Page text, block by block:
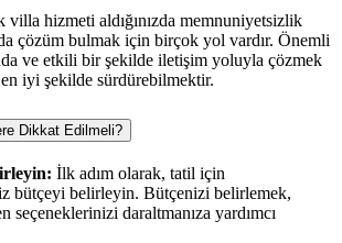
villa hizmeti aldığınızda memnuniyetsizlik
çözüm bulmak için birçok yol vardır. Önemli
ve etkili bir şekilde iletişim yoluyla çözmek
iyi şekilde sürdürebilmektir.
Dikkat Edilmeli?
İlk adım olarak, tatil için
bütçeyi belirleyin. Bütçenizi belirlemek,
seçeneklerinizi daraltmanıza yardımcı